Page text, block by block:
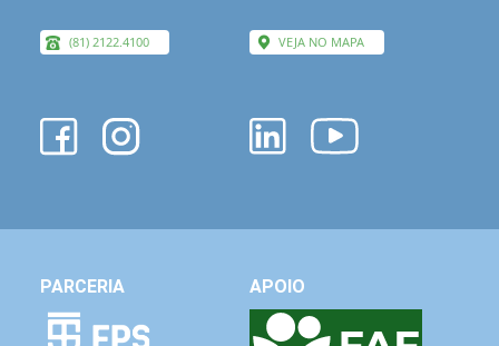
(81) 2122.4100 VEJA NO MAPA
PARCERIA APOIO